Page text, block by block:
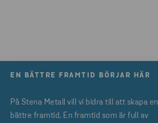
EN BÄTTRE FRAMTID BÖRJAR HÄR
På Stena Metall vill vi bidra till att skapa en
bättre framtid. En framtid som är full av